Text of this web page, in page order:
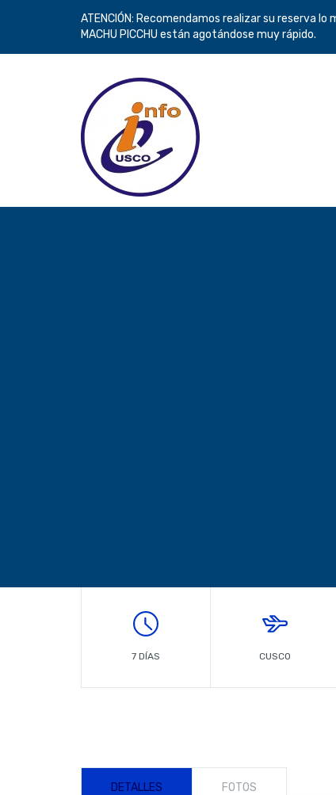
ATENCIÓN: Recomendamos realizar su reserva lo
MACHU PICCHU están agotándose muy rápido.
7 DÍAS CUSCO
DETALLES FOTOS